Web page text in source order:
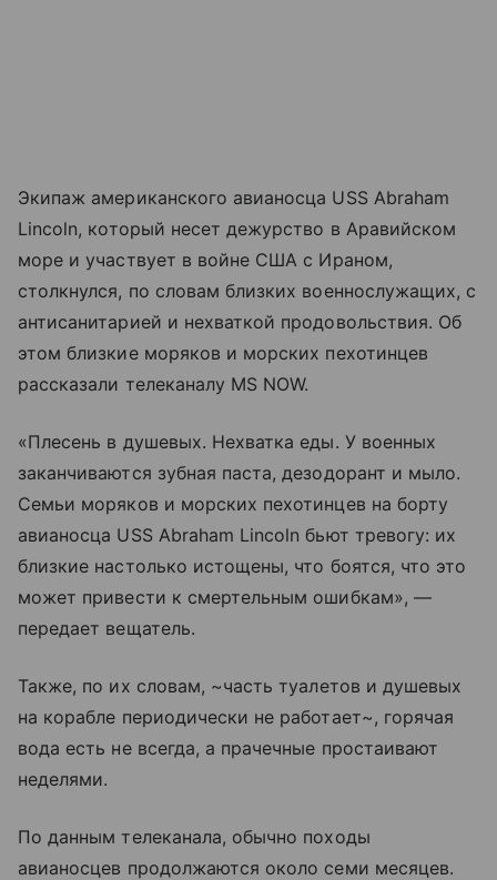
Экипаж американского авианосца USS Abraham
Lincoln, который несет дежурство в Аравийском
море и участвует в войне США с Ираном,
столкнулся, по словам близких военнослужащих, с
антисанитарией и нехваткой продовольствия. Об
этом близкие моряков и морских пехотинцев
рассказали телеканалу MS NOW.
«Плесень в душевых. Нехватка еды. У военных
заканчиваются зубная паста, дезодорант и мыло.
Семьи моряков и морских пехотинцев на борту
авианосца USS Abraham Lincoln бьют тревогу: их
близкие настолько истощены, что боятся, что это
может привести к смертельным ошибкам», —
передает вещатель.
Также, по их словам, ~часть туалетов и душевых
на корабле периодически не работает~, горячая
вода есть не всегда, а прачечные простаивают
неделями.
По данным телеканала, обычно походы
авианосцев продолжаются около семи месяцев.